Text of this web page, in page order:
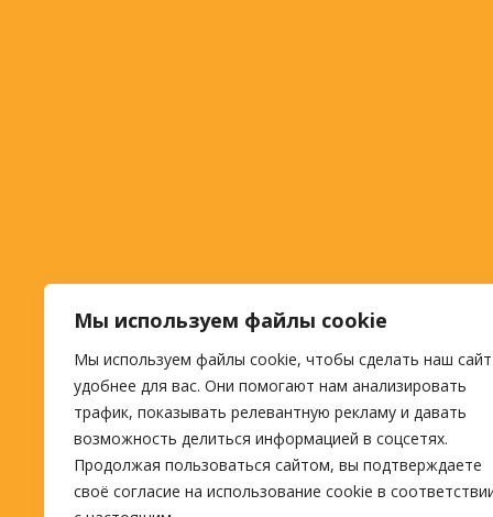
Мы используем файлы cookie
Мы используем файлы cookie, чтобы сделать наш сайт
удобнее для вас. Они помогают нам анализировать
трафик, показывать релевантную рекламу и давать
возможность делиться информацией в соцсетях.
Продолжая пользоваться сайтом, вы подтверждаете
своё согласие на использование cookie в